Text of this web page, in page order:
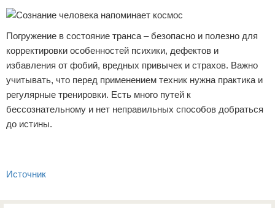
Погружение в состояние транса – безопасно и полезно для
корректировки особенностей психики, дефектов и
избавления от фобий, вредных привычек и страхов. Важно
учитывать, что перед применением техник нужна практика и
регулярные тренировки. Есть много путей к
бессознательному и нет неправильных способов добраться
до истины.
Источник